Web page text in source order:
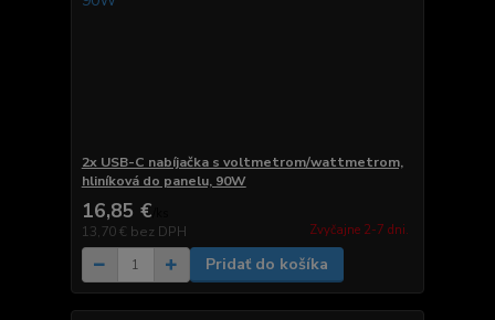
2x USB-C nabíjačka s voltmetrom/wattmetrom,
hliníková do panelu, 90W
16,85 €
13,70 € bez DPH Zvyčajne 2-7 dni.
Pridať do košíka